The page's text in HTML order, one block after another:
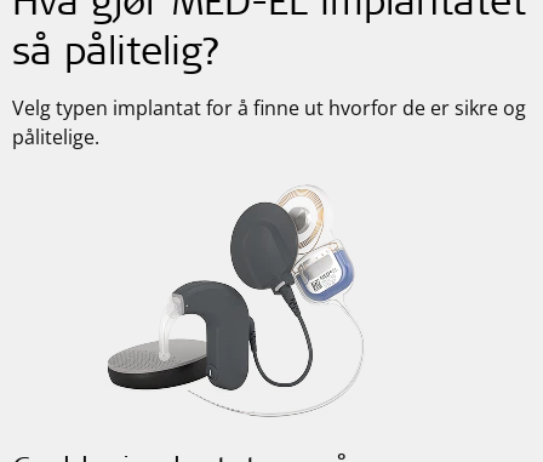
så pålitelig?
Velg typen implantat for å finne ut hvorfor de er sikre og
pålitelige.